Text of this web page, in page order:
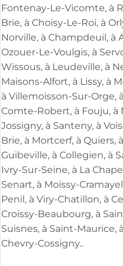
Fontenay-Le-Vicomte, à
Brie, à Choisy-Le-Roi, à
Norville, à Champdeuil, à
Ozouer-Le-Voulgis, à
Wissous, à Leudeville, à
Maisons-Alfort, à Lissy, à
à Villemoisson-Sur-Orge,
Comte-Robert, à Fouju, à
Jossigny, à Santeny, à
Brie, à Mortcerf, à Quiers,
Guibeville, à Collegien, à
Ivry-Sur-Seine, à La
Senart, à Moissy-
Penil, à Viry-Chatillon, à
Croissy-Beaubourg, à
Suisnes, à Saint-Maurice,
Chevry-Cossigny..